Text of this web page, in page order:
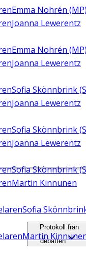
Emma Nohrén
Joanna Lewerentz
Emma Nohrén
Joanna Lewerentz
Sofia Skönnbrink
Joanna Lewerentz
Sofia Skönnbrink
Joanna Lewerentz
Sofia Skönnbrink
Martin Kinnunen
Sofia
Martin
Protokoll från
debatten